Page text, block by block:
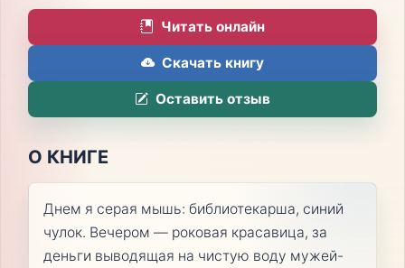
Читать онлайн
Скачать книгу
Оставить отзыв
О КНИГЕ
Днем я серая мышь: библиотекарша, синий
чулок. Вечером — роковая красавица, за
деньги выводящая на чистую воду мужей-